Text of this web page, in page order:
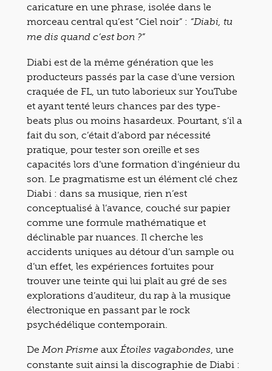
caricature en une phrase, isolée dans le
morceau central qu’est “Ciel noir” : “Diabi, tu
me dis quand c’est bon ?”
Diabi est de la même génération que les
producteurs passés par la case d’une version
craquée de FL, un tuto laborieux sur YouTube
et ayant tenté leurs chances par des type-
beats plus ou moins hasardeux. Pourtant, s’il a
fait du son, c’était d’abord par nécessité
pratique, pour tester son oreille et ses
capacités lors d’une formation d’ingénieur du
son. Le pragmatisme est un élément clé chez
Diabi : dans sa musique, rien n’est
conceptualisé à l’avance, couché sur papier
comme une formule mathématique et
déclinable par nuances. Il cherche les
accidents uniques au détour d’un sample ou
d’un effet, les expériences fortuites pour
trouver une teinte qui lui plaît au gré de ses
explorations d’auditeur, du rap à la musique
électronique en passant par le rock
psychédélique contemporain.
De Mon Prisme aux Étoiles vagabondes , une
constante suit ainsi la discographie de Diabi :